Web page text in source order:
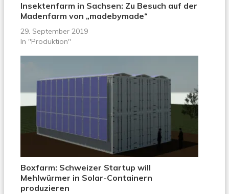
Insektenfarm in Sachsen: Zu Besuch auf der
Madenfarm von „madebymade“
29. September 2019
In "Produktion"
Boxfarm: Schweizer Startup will
Mehlwürmer in Solar-Containern
produzieren